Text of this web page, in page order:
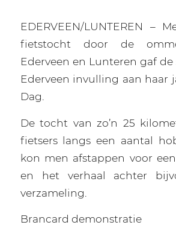
EDERVEEN/LUNTEREN –
fietstocht door de
Ederveen en Lunteren gaf
Ederveen invulling aan haar
Dag.
De tocht van zo’n 25
fietsers langs een aantal
kon men afstappen voor
en het verhaal achter
verzameling.
Brancard demonstratie